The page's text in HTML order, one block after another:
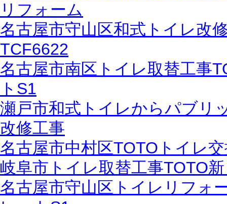
リフォーム
名古屋市守山区和式トイレ改
TCF6622
名古屋市南区トイレ取替工事
トS1
瀬戸市和式トイレからパブリ
改修工事
名古屋市中村区TOTOトイレ
岐阜市トイレ取替工事TOTO
名古屋市守山区トイレリフォ